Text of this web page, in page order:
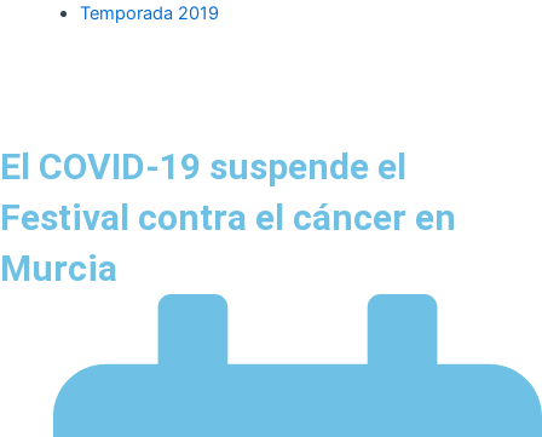
Temporada 2019
El COVID-19 suspende el
Festival contra el cáncer en
Murcia